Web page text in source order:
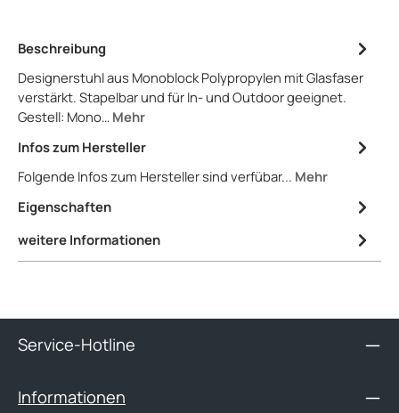
Beschreibung
Designerstuhl aus Monoblock Polypropylen mit Glasfaser
verstärkt. Stapelbar und für In- und Outdoor geeignet.
Gestell: Mono… Mehr
Infos zum Hersteller
Folgende Infos zum Hersteller sind verfübar... Mehr
Eigenschaften
weitere Informationen
Service-Hotline
Informationen